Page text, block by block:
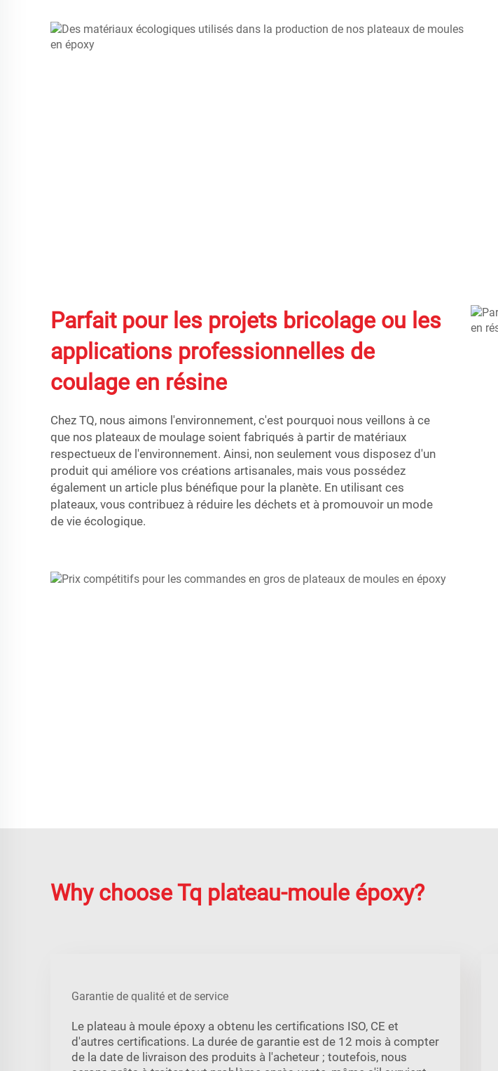
Parfait pour les projets bricolage ou les
applications professionnelles de
coulage en résine
Chez TQ, nous aimons l'environnement, c'est pourquoi nous veillons à ce
que nos plateaux de moulage soient fabriqués à partir de matériaux
respectueux de l'environnement. Ainsi, non seulement vous disposez d'un
produit qui améliore vos créations artisanales, mais vous possédez
également un article plus bénéfique pour la planète. En utilisant ces
plateaux, vous contribuez à réduire les déchets et à promouvoir un mode
de vie écologique.
Why choose Tq plateau-moule époxy?
Garantie de qualité et de service
Le plateau à moule époxy a obtenu les certifications ISO, CE et
d'autres certifications. La durée de garantie est de 12 mois à compter
de la date de livraison des produits à l'acheteur ; toutefois, nous